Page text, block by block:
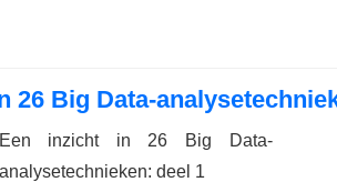
26 Big Data-
Een inzicht in 26 Big Data-
analysetechnieken: deel 1